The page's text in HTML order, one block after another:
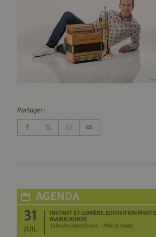
Partager :
AGENDA
31
JUIL
INSTANT ET LUMIÈRE. EXPOSITION
MAIRIE RONDE
Salle des expositions - Mairie ronde